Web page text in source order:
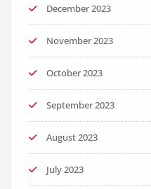
December 2023
November 2023
October 2023
September 2023
August 2023
July 2023